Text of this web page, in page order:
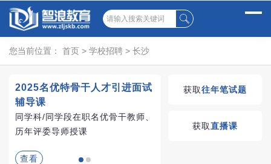
您当前位置： 首页 > 学校招聘 > 长沙
2025名优特骨干人才引进面试
辅导课
同学科/同学段在职名优骨干教师、
历年评委导师授课
查看
湖南教师招聘考试优
获取往年笔试题
获取直播课